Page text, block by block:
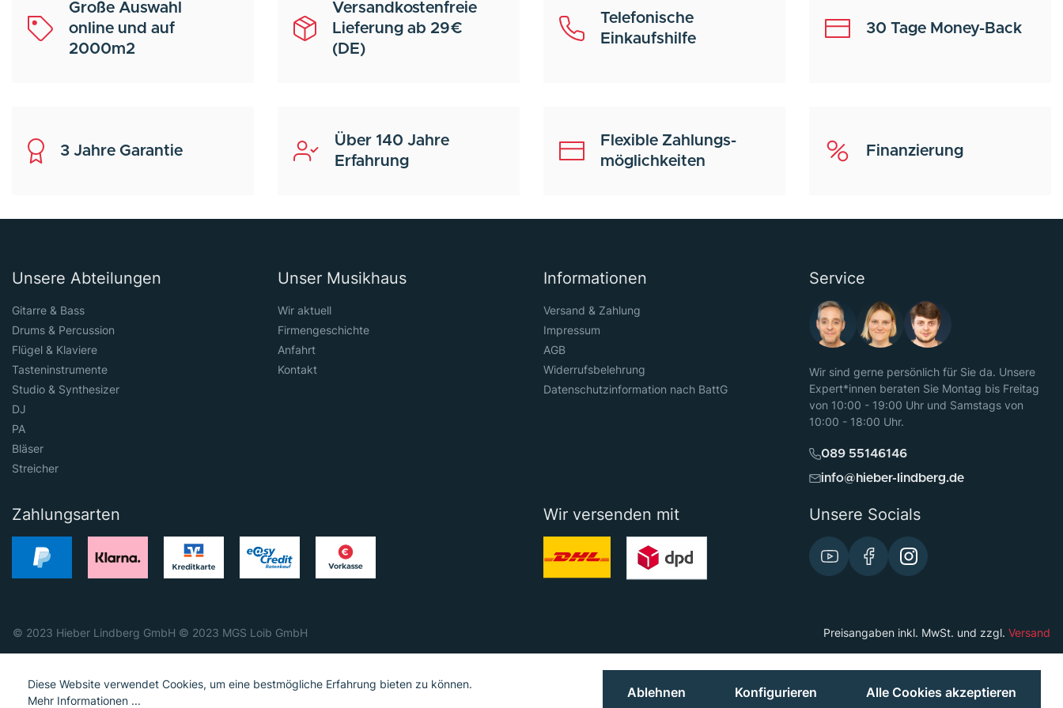
Große Auswahl
online und auf
2000m2
Versandkostenfreie
Lieferung ab 29€
(DE)
Telefonische
Einkaufshilfe
30 Tage Money-Back
3 Jahre Garantie
Über 140 Jahre
Erfahrung
Flexible Zahlungs-
möglichkeiten
Finanzierung
Unsere Abteilungen
Gitarre & Bass
Drums & Percussion
Flügel & Klaviere
Tasteninstrumente
Studio & Synthesizer
DJ
PA
Bläser
Streicher
Unser Musikhaus
Wir aktuell
Firmengeschichte
Anfahrt
Kontakt
Informationen
Versand & Zahlung
Impressum
AGB
Widerrufsbelehrung
Datenschutzinformation nach BattG
Service
Wir sind gerne persönlich für Sie da. Unsere
Expert*innen beraten Sie Montag bis Freitag
von 10:00 - 19:00 Uhr und Samstags von
10:00 - 18:00 Uhr.
089 55146146
info@hieber-lindberg.de
Zahlungsarten Wir versenden mit Unsere Socials
© 2023 Hieber Lindberg GmbH © 2023 MGS Loib GmbH Preisangaben inkl. MwSt. und zzgl. Versand
Diese Website verwendet Cookies, um eine bestmögliche Erfahrung bieten zu können.
Mehr Informationen ...
Ablehnen Konfigurieren Alle Cookies akzeptieren